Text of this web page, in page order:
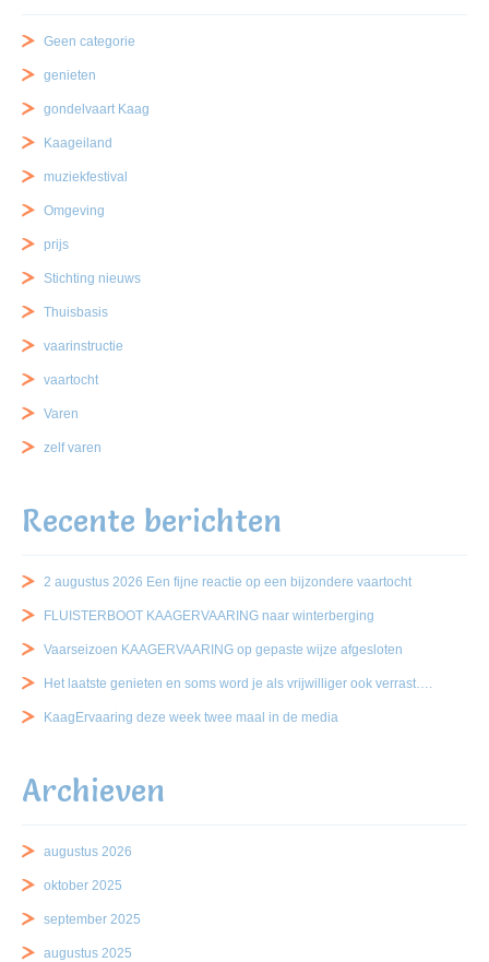
Geen categorie
genieten
gondelvaart Kaag
Kaageiland
muziekfestival
Omgeving
prijs
Stichting nieuws
Thuisbasis
vaarinstructie
vaartocht
Varen
zelf varen
Recente berichten
2 augustus 2026 Een fijne reactie op een bijzondere vaartocht
FLUISTERBOOT KAAGERVAARING naar winterberging
Vaarseizoen KAAGERVAARING op gepaste wijze afgesloten
Het laatste genieten en soms word je als vrijwilliger ook verrast….
KaagErvaaring deze week twee maal in de media
Archieven
augustus 2026
oktober 2025
september 2025
augustus 2025